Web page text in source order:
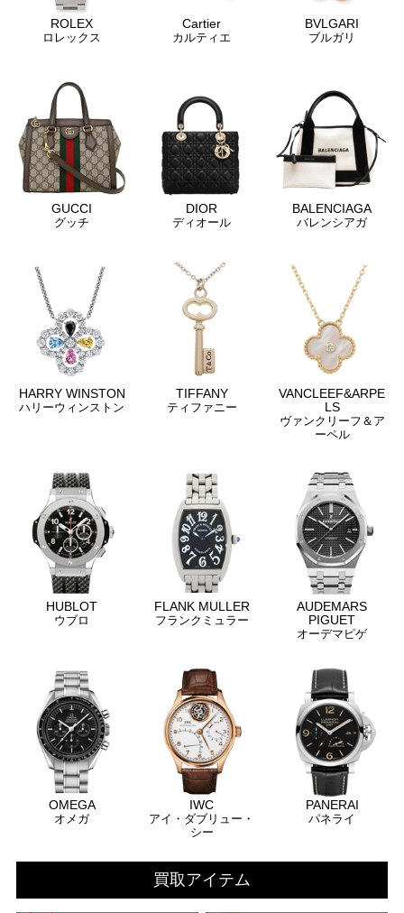
ROLEX
ロレックス
Cartier
カルティエ
BVLGARI
ブルガリ
GUCCI
グッチ
DIOR
ディオール
BALENCIAGA
バレンシアガ
HARRY WINSTON
ハリーウィンストン
TIFFANY
ティファニー
VANCLEEF&ARPE
LS
ヴァンクリーフ＆ア
ーペル
HUBLOT
ウブロ
FLANK MULLER
フランクミュラー
AUDEMARS
PIGUET
オーデマピゲ
OMEGA
オメガ
IWC
アイ・ダブリュー・
シー
PANERAI
パネライ
買取アイテム